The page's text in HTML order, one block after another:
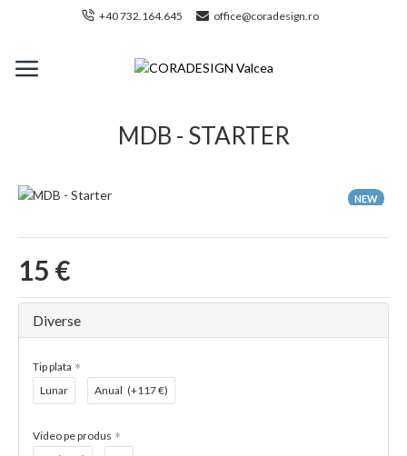
+40 732.164.645 office@coradesign.ro
MDB - STARTER
NEW
15 €
Diverse
Tip plata
Lunar
Anual (+117 €)
Video pe produs